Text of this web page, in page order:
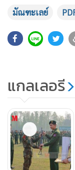
พิธีวางอาวุธที่จัดขึ้
แกลเลอรี